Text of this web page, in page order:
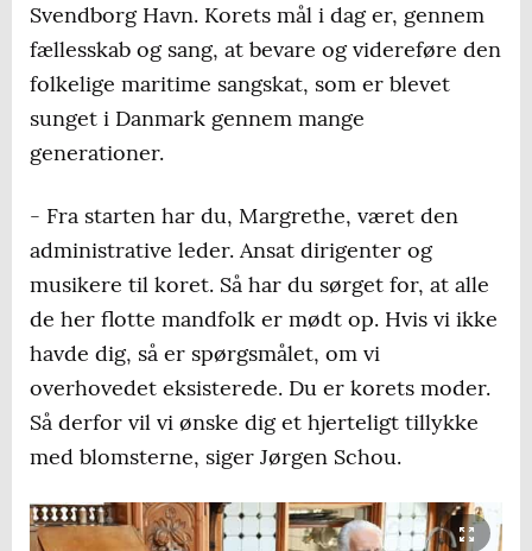
Svendborg Havn. Korets mål i dag er, gennem
fællesskab og sang, at bevare og videreføre den
folkelige maritime sangskat, som er blevet
sunget i Danmark gennem mange
generationer.
- Fra starten har du, Margrethe, været den
administrative leder. Ansat dirigenter og
musikere til koret. Så har du sørget for, at alle
de her flotte mandfolk er mødt op. Hvis vi ikke
havde dig, så er spørgsmålet, om vi
overhovedet eksisterede. Du er korets moder.
Så derfor vil vi ønske dig et hjerteligt tillykke
med blomsterne, siger Jørgen Schou.